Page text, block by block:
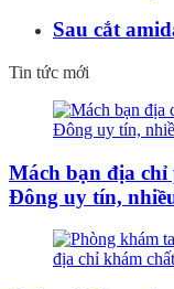
Sau cắt
Tin tức mới
Mách bạn địa
Đông uy tín,